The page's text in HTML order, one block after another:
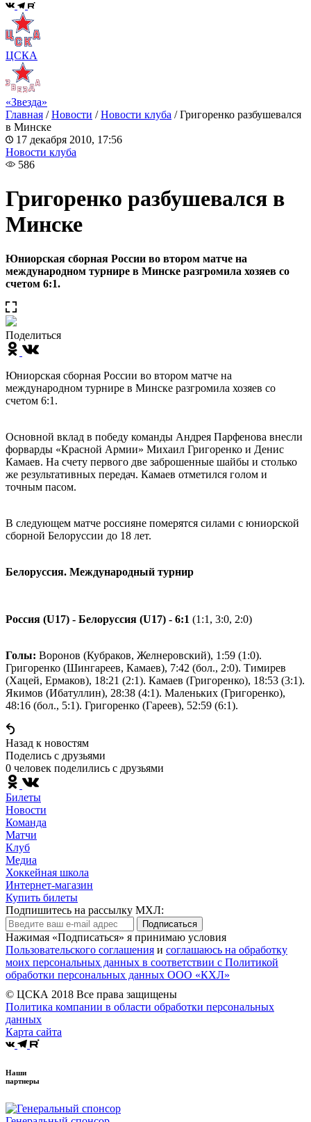
ЦСКА
«Звезда»
Главная /Новости /Новости клуба /Григоренко разбушевался
в Минске
17 декабря 2010, 17:56
Новости клуба
586
Григоренко разбушевался в
Минске
Юниорская сборная России во втором матче на
международном турнире в Минске разгромила хозяев со
счетом 6:1.
Поделиться
Юниорская сборная России во втором матче на
международном турнире в Минске разгромила хозяев со
счетом 6:1.
Основной вклад в победу команды Андрея Парфенова внесли
форварды «Красной Армии» Михаил Григоренко и Денис
Камаев. На счету первого две заброшенные шайбы и столько
же результативных передач. Камаев отметился голом и
точным пасом.
В следующем матче россияне померятся силами с юниорской
сборной Белоруссии до 18 лет.
Белоруссия. Международный турнир
Россия (U17) - Белоруссия (U17) - 6:1 (1:1, 3:0, 2:0)
Голы: Воронов (Кубраков, Желнеровский), 1:59 (1:0).
Григоренко (Шингареев, Камаев), 7:42 (бол., 2:0). Тимирев
(Хацей, Ермаков), 18:21 (2:1). Камаев (Григоренко), 18:53 (3:1).
Якимов (Ибатуллин), 28:38 (4:1). Маленьких (Григоренко),
48:16 (бол., 5:1). Григоренко (Гареев), 52:59 (6:1).
Назад к новостям
Поделись c друзьями
0 человек поделились c друзьями
Билеты
Новости
Команда
Матчи
Клуб
Медиа
Хоккейная школа
Интернет-магазин
Купить билеты
Подпишитесь на рассылку МХЛ:
Подписаться
Нажимая «Подписаться» я принимаю условия
Пользовательского соглашения и соглашаюсь на обработку
моих персональных данных в соответствии с Политикой
обработки персональных данных ООО «КХЛ»
© ЦСКА 2018 Все права защищены
Политика компании в области обработки персональных
данных
Карта сайта
Наши
партнеры